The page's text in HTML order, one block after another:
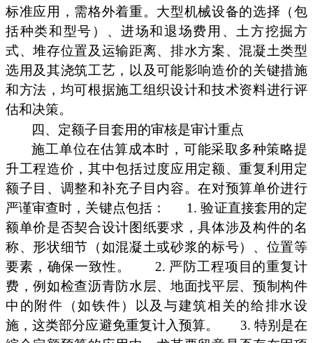
标准应用，需格外着重。大型机械设备的选择（包
括种类和型号）、进场和退场费用、土方挖掘方
式、堆存位置及运输距离、排水方案、混凝土类型
选用及其浇筑工艺，以及可能影响造价的关键措施
和方法，均可根据施工组织设计和技术资料进行评
估和决策。
四、定额子目套用的审核是审计重点
施工单位在估算成本时，可能采取多种策略提
升工程造价，其中包括过度应用定额、重复利用定
额子目、调整和补充子目内容。在对预算单价进行
严谨审查时，关键点包括：
1. 验证直接套用的定
额单价是否契合设计图纸要求，具体涉及构件的名
称、形状细节（如混凝土或砂浆的标号）、位置等
要素，确保一致性。
2. 严防工程项目的重复计
费，例如检查沥青防水层、地面找平层、预制构件
中的附件（如铁件）以及与建筑相关的给排水设
施，这类部分应避免重复计入预算。
3. 特别是在